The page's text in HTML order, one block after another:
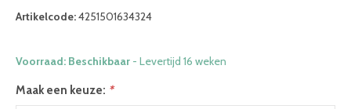
Artikelcode:4251501634324
Voorraad: Beschikbaar - Levertijd 16 weken
Maak een keuze: *